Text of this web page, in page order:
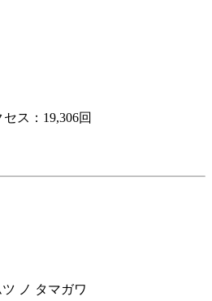
ス：19,306回
ノ タマガワ